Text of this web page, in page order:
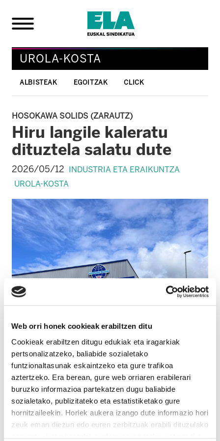
Web orri honek cookieak erabiltzen ditu
Cookieak erabiltzen ditugu edukiak eta iragarkiak
pertsonalizatzeko, baliabide sozialetako
funtzionaltasunak eskaintzeko eta gure trafikoa
aztertzeko. Era berean, gure web orriaren erabilerari
buruzko informazioa partekatzen dugu baliabide
sozialetako, publizitateko eta estatistiketako gure
hornitzaileekin. Horiek aukera izango dute informazio hori
zeuk eman diezun edo euren zerbitzuak erabili dituzulako
UROLA-KOSTA
ALBISTEAK EGOITZAK CLICK
HOSOKAWA SOLIDS (ZARAUTZ)
Hiru langile kaleratu
dituztela salatu dute
2026/05/12 INDUSTRIA ETA ERAIKUNTZA
UROLA-KOSTA